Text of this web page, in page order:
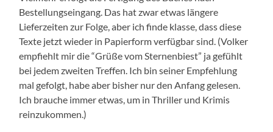
Bestellungseingang. Das hat zwar etwas längere
Lieferzeiten zur Folge, aber ich finde klasse, dass diese
Texte jetzt wieder in Papierform verfügbar sind. (Volker
empfiehlt mir die “Grüße vom Sternenbiest” ja gefühlt
bei jedem zweiten Treffen. Ich bin seiner Empfehlung
mal gefolgt, habe aber bisher nur den Anfang gelesen.
Ich brauche immer etwas, um in Thriller und Krimis
reinzukommen.)